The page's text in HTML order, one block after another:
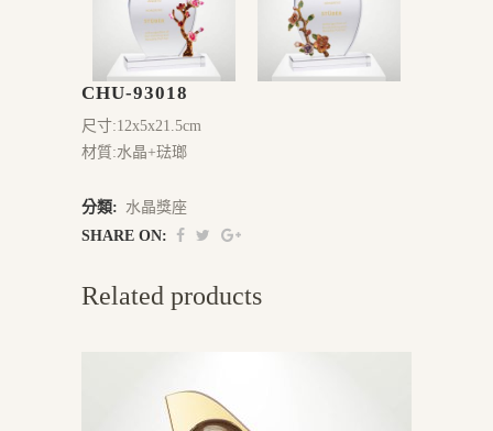
CHU-93018
尺寸:12x5x21.5cm
材質:水晶+琺瑯
分類: 水晶獎座
SHARE ON:
Related products